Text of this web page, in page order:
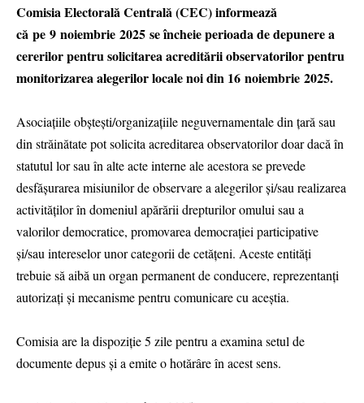
Comisia Electorală Centrală (CEC) informează
că pe 9 noiembrie 2025 se încheie perioada de depunere a
cererilor pentru solicitarea acreditării observatorilor pentru
monitorizarea alegerilor locale noi din 16 noiembrie 2025.
Asociațiile obștești/organizațiile neguvernamentale din țară sau
din străinătate pot solicita acreditarea observatorilor doar dacă în
statutul lor sau în alte acte interne ale acestora se prevede
desfășurarea misiunilor de observare a alegerilor și/sau realizarea
activităților în domeniul apărării drepturilor omului sau a
valorilor democratice, promovarea democrației participative
și/sau intereselor unor categorii de cetățeni. Aceste entități
trebuie să aibă un organ permanent de conducere, reprezentanți
autorizați și mecanisme pentru comunicare cu aceștia.
Comisia are la dispoziție 5 zile pentru a examina setul de
documente depus și a emite o hotărâre în acest sens.